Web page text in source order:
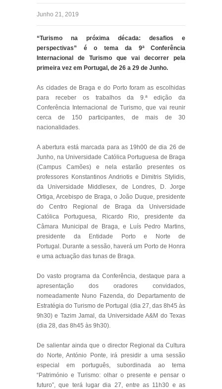
Junho 21, 2019
“Turismo na próxima década: desafios e
perspectivas” é o tema da 9ª Conferência
Internacional de Turismo que vai decorrer pela
primeira vez em Portugal, de 26 a 29 de Junho.
As cidades de Braga e do Porto foram as escolhidas
para receber os trabalhos da 9.ª edição da
Conferência Internacional de Turismo, que vai reunir
cerca de 150 participantes, de mais de 30
nacionalidades.
A abertura está marcada para as 19h00 de dia 26 de
Junho, na Universidade Católica Portuguesa de Braga
(Campus Camões) e nela estarão presentes os
professores Konstantinos Andriotis e Dimitris Stylidis,
da Universidade Middlesex, de Londres, D. Jorge
Ortiga, Arcebispo de Braga, o João Duque, presidente
do Centro Regional de Braga da Universidade
Católica Portuguesa, Ricardo Rio, presidente da
Câmara Municipal de Braga, e Luís Pedro Martins,
presidente da Entidade Porto e Norte de
Portugal. Durante a sessão, haverá um Porto de Honra
e uma actuação das tunas de Braga.
Do vasto programa da Conferência, destaque para a
apresentação dos oradores convidados,
nomeadamente Nuno Fazenda, do Departamento de
Estratégia do Turismo de Portugal (dia 27, das 8h45 às
9h30) e Tazim Jamal, da Universidade A&M do Texas
(dia 28, das 8h45 às 9h30).
De salientar ainda que o director Regional da Cultura
do Norte, António Ponte, irá presidir a uma sessão
especial em português, subordinada ao tema
“Património e Turismo: olhar o presente e pensar o
futuro”, que terá lugar dia 27, entre as 11h30 e as